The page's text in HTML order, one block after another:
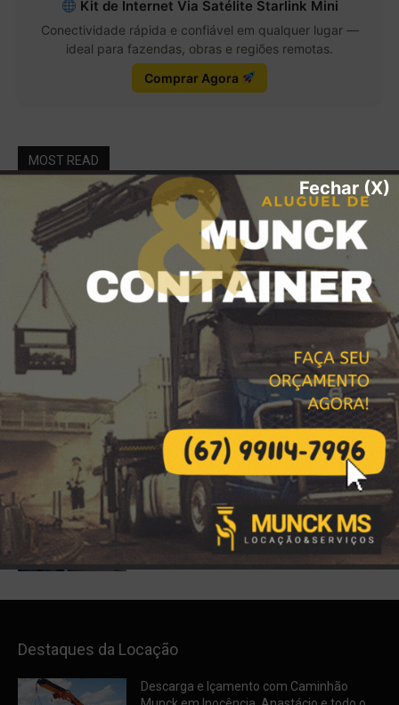
Kit de Internet Via Satélite Starlink Mini
Conectividade rápida e confiável em qualquer lugar —
ideal para fazendas, obras e regiões remotas.
Comprar Agora
MOST READ
Descarga e Içamento com Caminhão
Munck em Inocência, Anastácio e todo o
Mato Grosso do Sul
janeiro 28, 2026
MUNCK MS para Locação de Máquinas,
Içamento e Soluções Logísticas de Alta
Performance
janeiro 17, 2026
Locação de Carretas Prancha,
Escavadeiras, Retroescavadeiras em
Bataguassu, MS
dezembro 7, 2025
Água Potável Certificada em Bataguassu
e Região? Contrate o Caminhão Pipa da
MUNCK MS!
dezembro 6, 2025
Destaques da Locação
Descarga e Içamento com Caminhão
Fechar (X)